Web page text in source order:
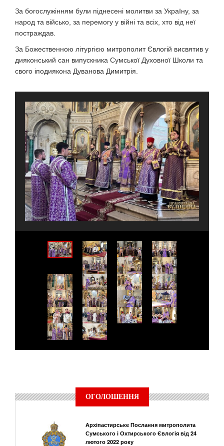
За богослужінням були піднесені молитви за Україну, за
народ та військо, за перемогу у війні та всіх, хто від неї
постраждав.
За Божественною літургією митрополит Євлогій висвятив у
дияконський сан випускника Сумської Духовної Школи та
свого іподиякона Дуванова Димитрія.
ОГОЛОШЕННЯ
Архіпастирське Послання митрополита
Сумського і Охтирського Євлогія від 24
лютого 2022 року